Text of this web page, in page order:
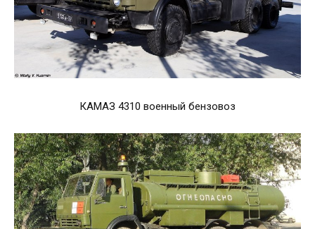
КАМАЗ 4310 военный бензовоз